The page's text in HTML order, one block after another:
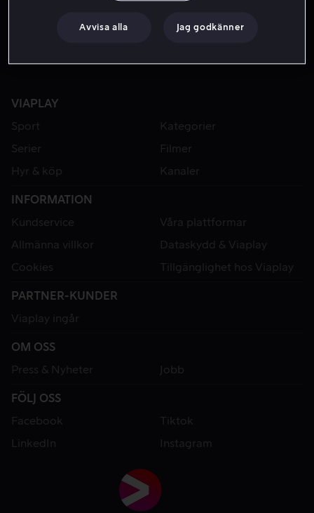
VIAPLAY
Sport
Kategorier
Serier
Filmer
Hyr & köp
Kanaler
INFORMATION
Kundservice
Våra plattformar
Allmänna villkor
Dataskydd & Viaplay
Cookies
Tillgänglighet hos Viaplay
PARTNER-KUNDER
Viaplay ingår
OM OSS
Press & Nyheter
Jobb
FÖLJ OSS
Facebook
Tiktok
LinkedIn
Instagram
Avvisa alla Jag godkänner